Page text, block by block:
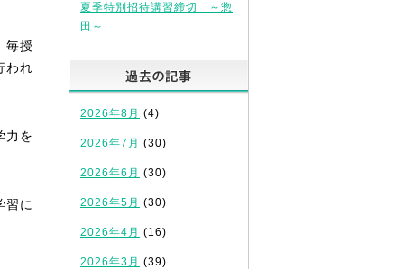
毎授
われ
力を
習に
夏季特別招待講習締切 ～惣
田～
2026年8月 (4)
2026年7月 (30)
2026年6月 (30)
2026年5月 (30)
2026年4月 (16)
2026年3月 (39)